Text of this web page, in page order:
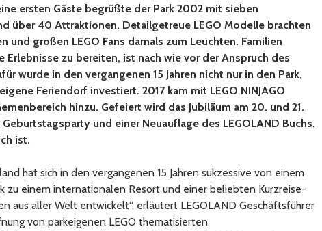
ersten Gäste begrüßte der Park 2002 mit sieben
über 40 Attraktionen. Detailgetreue LEGO Modelle brachten
und großen LEGO Fans damals zum Leuchten. Familien
Erlebnisse zu bereiten, ist nach wie vor der Anspruch des
wurde in den vergangenen 15 Jahren nicht nur in den Park,
Feriendorf investiert. 2017 kam mit LEGO NINJAGO
hinzu. Gefeiert wird das Jubiläum am 20. und 21.
und einer Neuauflage des LEGOLAND Buchs,
ist.
hat sich in den vergangenen 15 Jahren sukzessive von einem
zu einem internationalen Resort und einer beliebten Kurzreise-
aus aller Welt entwickelt“, erläutert LEGOLAND Geschäftsführer
von parkeigenen LEGO thematisierten